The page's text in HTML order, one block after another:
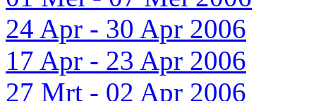
24 Apr - 30 Apr 2006
17 Apr - 23 Apr 2006
27 Mrt - 02 Apr 2006